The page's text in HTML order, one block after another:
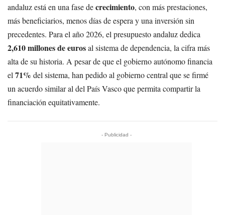
andaluz está en una fase decrecimiento, con más prestaciones,
más beneficiarios, menos días de espera y una inversión sin
precedentes. Para el año 2026, el presupuesto andaluz dedica
2,610 millones de eurosal sistema de dependencia, la cifra más
alta de su historia. A pesar de que el gobierno autónomo financia
el 71% del sistema, han pedido al gobierno central que se firmé
un acuerdo similar al del País Vasco que permita compartir la
financiación equitativamente.
- Publicidad -